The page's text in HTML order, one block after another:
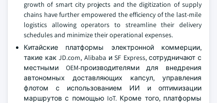
growth of smart city projects and the digitization of supply
chains have further empowered the efficiency of the last-mile
logistics allowing operators to streamline their delivery
schedules and minimize their operational expenses.
Китайские платформы электронной коммерции,
такие как JD.com, Alibaba и SF Express, сотрудничают с
местными OEM-производителями для внедрения
автономных доставляющих капсул, управления
флотом с использованием ИИ и оптимизации
маршрутов с помощью IoT. Кроме того, платформы